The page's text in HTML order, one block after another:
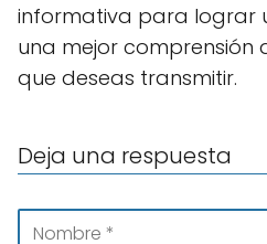
informativa para lograr
una mejor comprensión
que deseas transmitir.
Deja una respuesta